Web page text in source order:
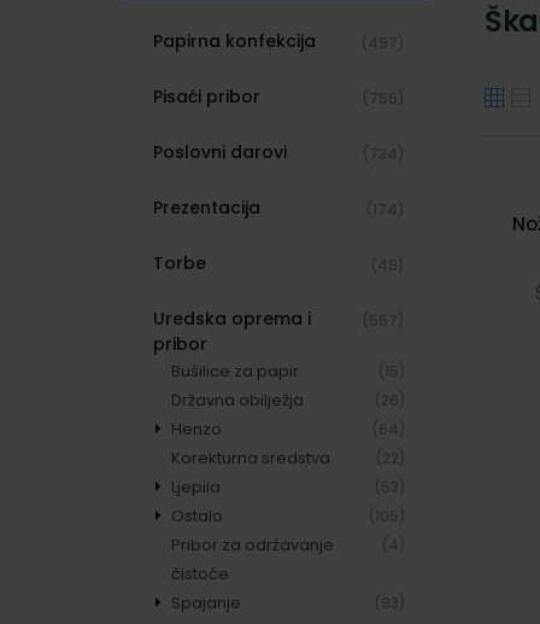
Papirna konfekcija (497)
Pisaći pribor (756)
Poslovni darovi (734)
Prezentacija (174)
Torbe (49)
Uredska oprema i
pribor
(557)
Bušilice za papir (15)
Državna obilježja (26)
Henzo (64)
Albumi za slike (40)
Okviri za slike (24)
Korekturna sredstva (22)
Ljepila (53)
Ljepive trake (31)
Ljepila specijalna (4)
Ljepila univerzalna
Ljepila za papir (15)
Ostalo (105)
Gumice za spise (9)
Kase ručne
Konac trobojni (5)
Pribor za održavanje
čistoće
(4)
Spajanje
(93)